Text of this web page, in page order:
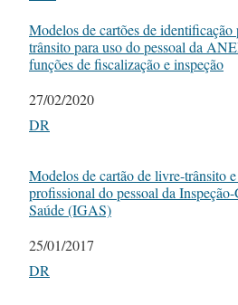
Modelos de cartões de
trânsito para uso do pessoal da
funções de fiscalização e inspeção
Date
27/02/2020
In relation to
DR
Modelos de cartão de livre-trânsito
profissional do pessoal da
Saúde (IGAS)
Date
25/01/2017
In relation to
DR